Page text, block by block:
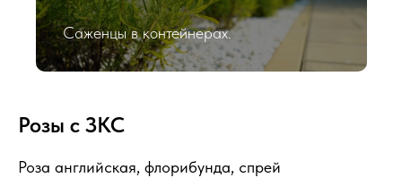
Саженцы в контейнерах.
Розы с ЗКС
Роза английская, флорибунда, спрей